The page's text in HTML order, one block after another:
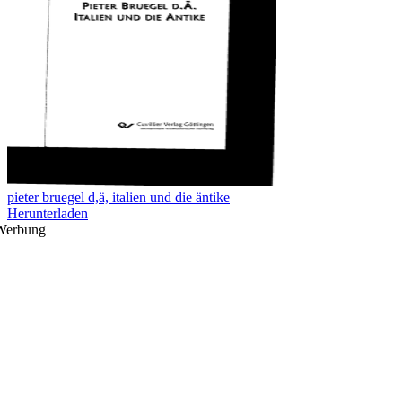
pieter bruegel d,ä, italien und die äntike
Herunterladen